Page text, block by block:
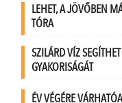
LEHET, A JÖVŐBEN
TÓRA
SZILÁRD VÍZ
GYAKORISÁGÁT
ÉV VÉGÉRE